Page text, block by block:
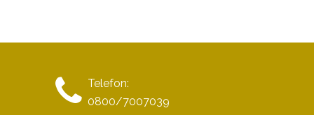
Telefon:
0800/7007039